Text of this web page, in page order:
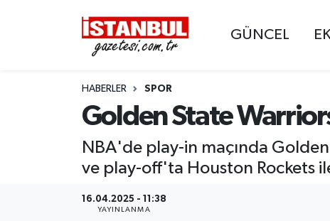
GÜNCEL
HABERLER SPOR
Golden State
NBA'de play-in maçında
ve play-off'ta Houston Rockets
16.04.2025 - 11:38
YAYINLANMA
EKONOMİ
İSTANBUL
Nöbetçi Eczaneler
Hava Durumu
Trafik Durumu
Süper Lig Puan Durumu ve Fikstür
Tüm Manşetler